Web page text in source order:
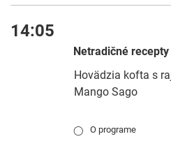
14:05
Netradičné recepty
Hovädzia kofta s
Mango Sago
◯ O programe